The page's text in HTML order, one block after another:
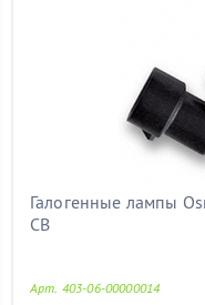
Галогенные лампы
CB
Арт. 403-06-00000014